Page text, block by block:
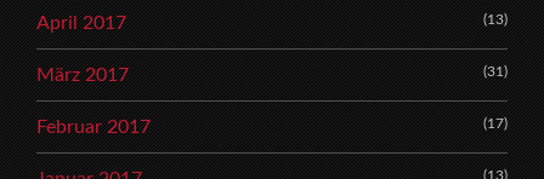
April 2017 (13)
März 2017 (31)
Februar 2017 (17)
(13)